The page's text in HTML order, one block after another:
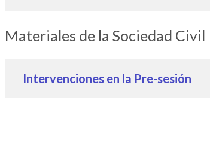
Materiales de la Sociedad Civil
Intervenciones en la Pre-sesión